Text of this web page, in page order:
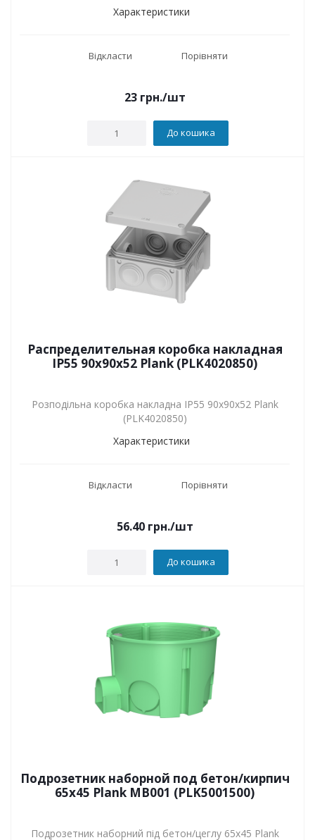
Характеристики
Відкласти Порівняти
23 грн./шт
До кошика
Распределительная коробка накладная
IP55 90х90х52 Plank (PLK4020850)
Розподільна коробка накладна IP55 90х90х52 Plank
(PLK4020850)
Характеристики
Відкласти Порівняти
56.40 грн./шт
До кошика
Подрозетник наборной под бетон/кирпич
65х45 Plank MB001 (PLK5001500)
Подрозетник наборний під бетон/цеглу 65х45 Plank